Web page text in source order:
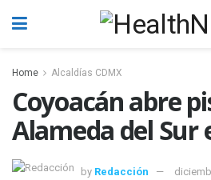
Home Alcaldías CDMX
Coyoacán abre
Alameda del Sur
by Redacción